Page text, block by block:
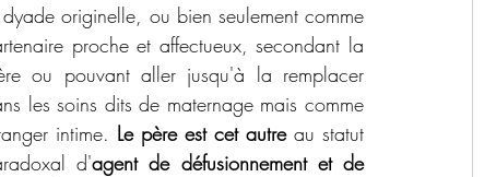
originelle, ou bien seulement comme
proche et affectueux, secondant la
ou pouvant aller jusqu'à la remplacer
les soins dits de maternage mais comme
intime. Le père est cet autre au statut
d'agent de défusionnement et de